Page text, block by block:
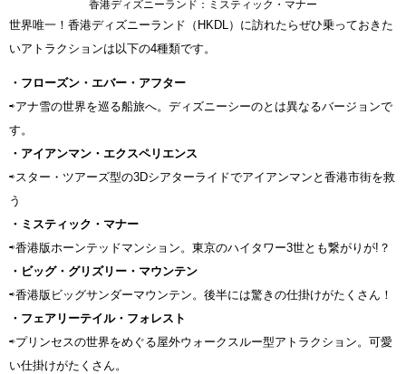
香港ディズニーランド：ミスティック・マナー
世界唯一！香港ディズニーランド（HKDL）に訪れたらぜひ乗っておきた
いアトラクションは以下の4種類です。
・フローズン・エバー・アフター
⇨アナ雪の世界を巡る船旅へ。ディズニーシーのとは異なるバージョンで
す。
・アイアンマン・エクスペリエンス
⇨スター・ツアーズ型の3Dシアターライドでアイアンマンと香港市街を救
う
・ミスティック・マナー
⇨香港版ホーンテッドマンション。東京のハイタワー3世とも繋がりが!？
・ビッグ・グリズリー・マウンテン
⇨香港版ビッグサンダーマウンテン。後半には驚きの仕掛けがたくさん！
・フェアリーテイル・フォレスト
⇨プリンセスの世界をめぐる屋外ウォークスルー型アトラクション。可愛
い仕掛けがたくさん。